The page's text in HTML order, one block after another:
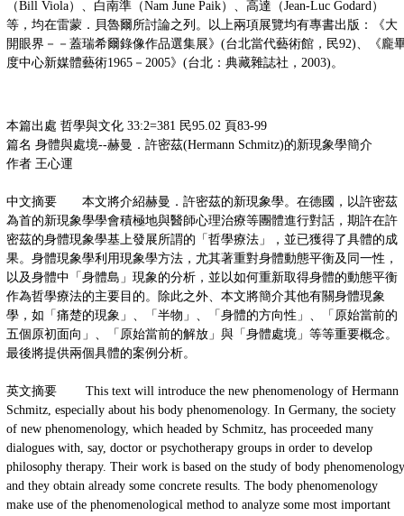
（Bill Viola）、白南準（Nam June Paik）、高達（Jean-Luc Godard）
等，均在雷蒙．貝魯爾所討論之列。以上兩項展覽均有專書出版：《大
開眼界－－蓋瑞希爾錄像作品選集展》(台北當代藝術館，民92)、《龐
度中心新媒體藝術1965－2005》(台北：典藏雜誌社，2003)。
本篇出處 哲學與文化 33:2=381 民95.02 頁83-99
篇名 身體與處境--赫曼．許密茲(Hermann Schmitz)的新現象學簡介
作者 王心運
中文摘要 本文將介紹赫曼．許密茲的新現象學。在德國，以許密茲
為首的新現象學學會積極地與醫師心理治療等團體進行對話，期許在許
密茲的身體現象學基上發展所謂的「哲學療法」，並已獲得了具體的成
果。身體現象學利用現象學方法，尤其著重對身體動態平衡及同一性，
以及身體中「身體島」現象的分析，並以如何重新取得身體的動態平衡
作為哲學療法的主要目的。除此之外、本文將簡介其他有關身體現象
學，如「痛楚的現象」、「半物」、「身體的方向性」、「原始當前的
五個原初面向」、「原始當前的解放」與「身體處境」等等重要概念。
最後將提供兩個具體的案例分析。
英文摘要 This text will introduce the new phenomenology of Hermann
Schmitz, especially about his body phenomenology. In Germany, the society
of new phenomenology, which headed by Schmitz, has proceeded many
dialogues with, say, doctor or psychotherapy groups in order to develop
philosophy therapy. Their work is based on the study of body phenomenology
and they obtain already some concrete results. The body phenomenology
make use of the phenomenological method to analyze some most important